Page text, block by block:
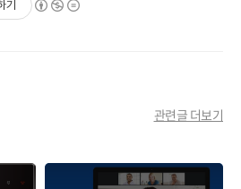
기
관련글 더보기